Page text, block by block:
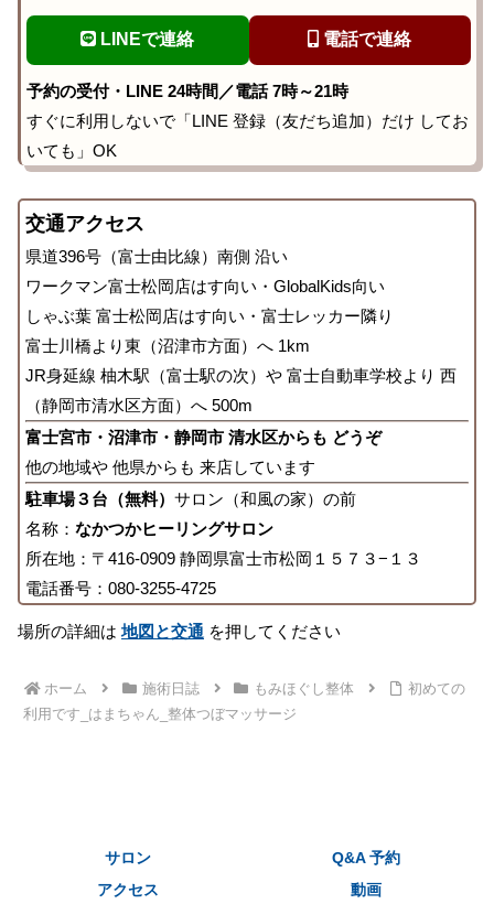
LINEで連絡 電話で連絡
予約の受付・LINE 24時間／電話 7時～21時
すぐに利用しないで「LINE 登録（友だち追加）だけ してお
いても」OK
交通アクセス
県道396号（富士由比線）南側 沿い
ワークマン富士松岡店はす向い・GlobalKids向い
しゃぶ葉 富士松岡店はす向い・富士レッカー隣り
富士川橋より東（沼津市方面）へ 1km
JR身延線 柚木駅（富士駅の次）や 富士自動車学校より 西
（静岡市清水区方面）へ 500m
富士宮市・沼津市・静岡市 清水区からも どうぞ
他の地域や 他県からも 来店しています
駐車場３台（無料） サロン（和風の家）の前
名称： なかつかヒーリングサロン
所在地：〒416-0909 静岡県富士市松岡１５７３−１３
電話番号：080-3255-4725
場所の詳細は地図と交通 を押してください
ホーム 施術日誌 もみほぐし整体
初めての
利用です_はまちゃん_整体つぼマッサージ
サロン
Q&A 予約
アクセス
動画